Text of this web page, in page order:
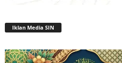
Iklan Media SIN